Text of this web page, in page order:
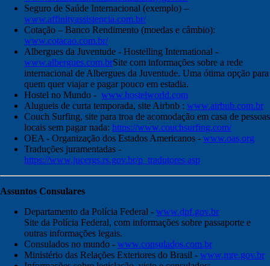
Seguro de Saúde Internacional (exemplo) –
www.affinityassistencia.com.br/
Cotação – Banco Rendimento (moedas e câmbio):
www.cotacao.com.br/
Albergues da Juventude - Hostelling International -
www.albergues.com.brSite com informações sobre a rede
internacional de Albergues da Juventude. Uma ótima opção para
quem quer viajar e pagar pouco em estadia.
Hostel no Mundo - www.hostelworld.com
Alugueis de curta temporada, site Airbnb : www.airbnb.com.br
Couch Surfing, site para troa de acomodação em casa de pessoas
locais sem pagar nada: https://www.couchsurfing.com/
OEA - Organização dos Estados Americanos - www.oas.org
Traduções juramentadas -
https://www.jucergs.rs.gov.br/p_tradutores.asp
Assuntos Consulares
Departamento da Polícia Federal - www.dpf.gov.br
Site da Polícia Federal, com informações sobre passaporte e
outras informações legais.
Consulados no mundo - www.consulados.com.br
Ministério das Relações Exteriores do Brasil - www.mre.gov.br